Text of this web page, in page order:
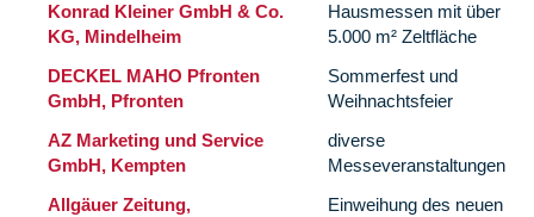
Konrad Kleiner GmbH & Co.
KG, Mindelheim
Hausmessen mit über
5.000 m² Zeltfläche
DECKEL MAHO Pfronten
GmbH, Pfronten
Sommerfest und
Weihnachtsfeier
AZ Marketing und Service
GmbH, Kempten
diverse
Messeveranstaltungen
Allgäuer Zeitung,
Einweihung des neuen